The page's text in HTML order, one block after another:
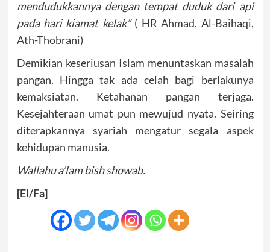
mendudukkannya dengan tempat duduk dari api
pada hari kiamat kelak”( HR Ahmad, Al-Baihaqi,
Ath-Thobrani)
Demikian keseriusan Islam menuntaskan masalah
pangan. Hingga tak ada celah bagi berlakunya
kemaksiatan. Ketahanan pangan terjaga.
Kesejahteraan umat pun mewujud nyata. Seiring
diterapkannya syariah mengatur segala aspek
kehidupan manusia.
Wallahu a’lam bish showab.
[El/Fa]